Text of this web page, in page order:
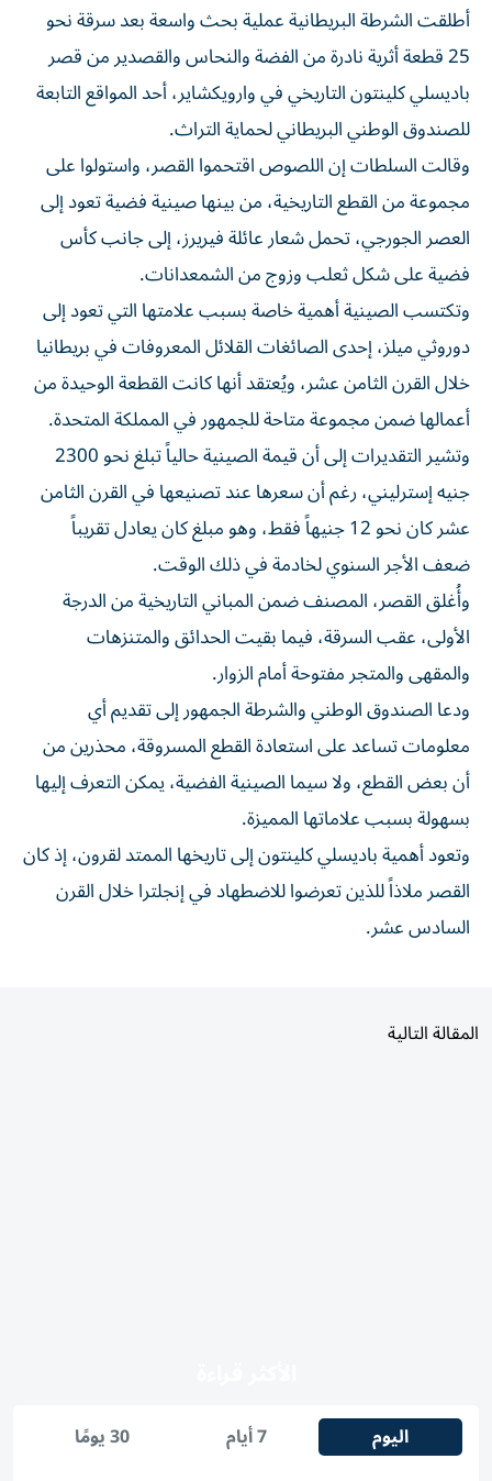
أطلقت الشرطة البريطانية عملية بحث واسعة بعد سرقة نحو
25 قطعة أثرية نادرة من الفضة والنحاس والقصدير من قصر
باديسلي كلينتون التاريخي في وارويكشاير، أحد المواقع التابعة
للصندوق الوطني البريطاني لحماية التراث.
وقالت السلطات إن اللصوص اقتحموا القصر، واستولوا على
مجموعة من القطع التاريخية، من بينها صينية فضية تعود إلى
العصر الجورجي، تحمل شعار عائلة فيريرز، إلى جانب كأس
فضية على شكل ثعلب وزوج من الشمعدانات.
وتكتسب الصينية أهمية خاصة بسبب علامتها التي تعود إلى
دوروثي ميلز، إحدى الصائغات القلائل المعروفات في بريطانيا
خلال القرن الثامن عشر، ويُعتقد أنها كانت القطعة الوحيدة من
أعمالها ضمن مجموعة متاحة للجمهور في المملكة المتحدة.
وتشير التقديرات إلى أن قيمة الصينية حالياً تبلغ نحو 2300
جنيه إسترليني، رغم أن سعرها عند تصنيعها في القرن الثامن
عشر كان نحو 12 جنيهاً فقط، وهو مبلغ كان يعادل تقريباً
ضعف الأجر السنوي لخادمة في ذلك الوقت.
وأُغلق القصر، المصنف ضمن المباني التاريخية من الدرجة
الأولى، عقب السرقة، فيما بقيت الحدائق والمتنزهات
والمقهى والمتجر مفتوحة أمام الزوار.
ودعا الصندوق الوطني والشرطة الجمهور إلى تقديم أي
معلومات تساعد على استعادة القطع المسروقة، محذرين من
أن بعض القطع، ولا سيما الصينية الفضية، يمكن التعرف إليها
بسهولة بسبب علاماتها المميزة.
وتعود أهمية باديسلي كلينتون إلى تاريخها الممتد لقرون، إذ كان
القصر ملاذاً للذين تعرضوا للاضطهاد في إنجلترا خلال القرن
السادس عشر.
المقالة التالية
اليوم 7 أيام 30 يومًا